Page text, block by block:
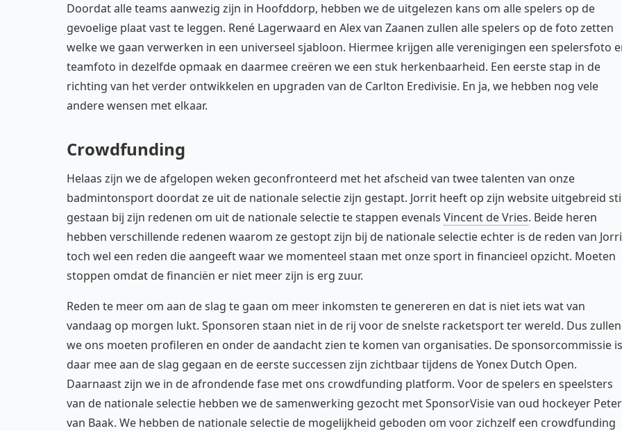
Doordat alle teams aanwezig zijn in Hoofddorp, hebben we de uitgelezen kans om alle spelers op de
gevoelige plaat vast te leggen. René Lagerwaard en Alex van Zaanen zullen alle spelers op de foto zetten
welke we gaan verwerken in een universeel sjabloon. Hiermee krijgen alle verenigingen een spelersfoto
teamfoto in dezelfde opmaak en daarmee creëren we een stuk herkenbaarheid. Een eerste stap in de
richting van het verder ontwikkelen en upgraden van de Carlton Eredivisie. En ja, we hebben nog vele
andere wensen met elkaar.
Crowdfunding
Helaas zijn we de afgelopen weken geconfronteerd met het afscheid van twee talenten van onze
badmintonsport doordat ze uit de nationale selectie zijn gestapt. Jorrit heeft op zijn website uitgebreid
gestaan bij zijn redenen om uit de nationale selectie te stappen evenals Vincent de Vries. Beide heren
hebben verschillende redenen waarom ze gestopt zijn bij de nationale selectie echter is de reden van
toch wel een reden die aangeeft waar we momenteel staan met onze sport in financieel opzicht. Moeten
stoppen omdat de financiën er niet meer zijn is erg zuur.
Reden te meer om aan de slag te gaan om meer inkomsten te genereren en dat is niet iets wat van
vandaag op morgen lukt. Sponsoren staan niet in de rij voor de snelste racketsport ter wereld. Dus zullen
we ons moeten profileren en onder de aandacht zien te komen van organisaties. De sponsorcommissie is
daar mee aan de slag gegaan en de eerste successen zijn zichtbaar tijdens de Yonex Dutch Open.
Daarnaast zijn we in de afrondende fase met ons crowdfunding platform. Voor de spelers en speelsters
van de nationale selectie hebben we de samenwerking gezocht met SponsorVisie van oud hockeyer Peter
van Baak. We hebben de nationale selectie de mogelijkheid geboden om voor zichzelf een crowdfunding